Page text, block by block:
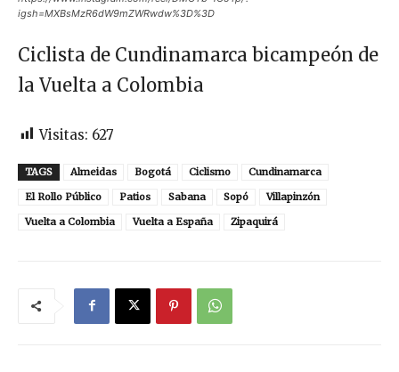
igsh=MXBsMzR6dW9mZWRwdw%3D%3D
Ciclista de Cundinamarca bicampeón de
la Vuelta a Colombia
Visitas: 627
TAGS Almeidas Bogotá Ciclismo
Cundinamarca
El Rollo Público
Patios Sabana Sopó
Villapinzón
Vuelta a Colombia
Vuelta a España Zipaquirá